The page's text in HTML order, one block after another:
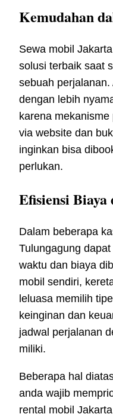
Kemudahan
Sewa mobil
solusi terbaik saat
sebuah
dengan lebih
karena
via website dan
inginkan bisa
perlukan.
Efisiensi
Dalam beberapa
Tulungagung
waktu dan biaya
mobil sendiri,
leluasa memilih
keinginan dan
jadwal perjalanan
miliki.
Beberapa hal
anda wajib
rental mobil